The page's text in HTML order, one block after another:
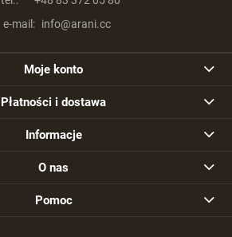
e-mail: info@arani.cc
Moje konto
Płatności i dostawa
Informacje
O nas
Pomoc